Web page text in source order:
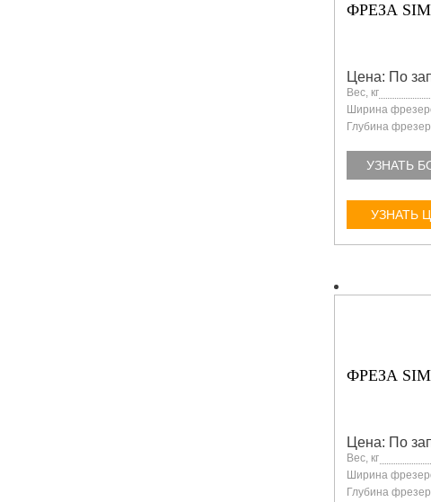
ФРЕЗА
Цена: По
Вес, кг
Ширина
Глубина
УЗНАТЬ
УЗНАТЬ
ФРЕЗА
Цена: По
Вес, кг
Ширина
Глубина